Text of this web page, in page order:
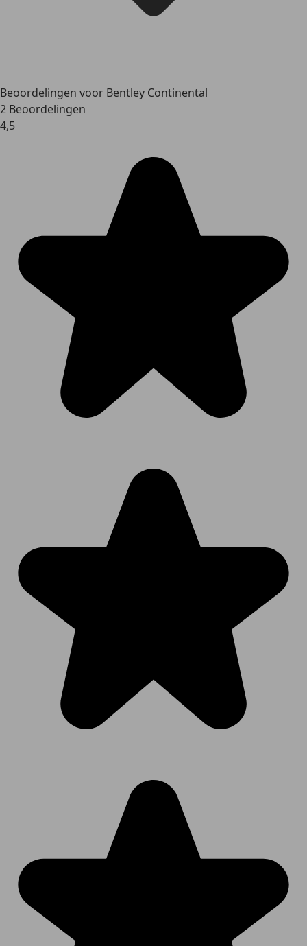
Beoordelingen voor Bentley Continental
2 Beoordelingen
4,5